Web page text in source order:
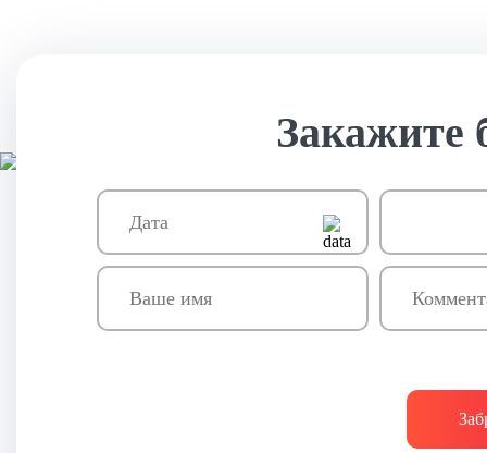
Закажите